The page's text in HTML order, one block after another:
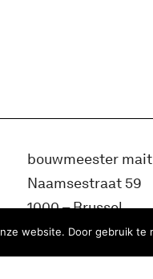
bouwmeester
Naamsestraat 59
1000 – Brussel
België
website. Door gebruik